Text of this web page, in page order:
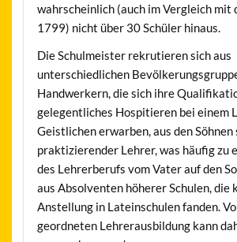
wahrscheinlich (auch im Vergleich mit
1799) nicht über 30 Schüler hinaus.
Die Schulmeister rekrutieren sich aus
unterschiedlichen
Handwerkern, die sich ihre
gelegentliches Hospitieren bei einem
Geistlichen erwarben, aus den Söhnen
praktizierender Lehrer, was häufig zu
des Lehrerberufs vom Vater auf den
aus Absolventen höherer Schulen, die
Anstellung in Lateinschulen fanden.
geordneten Lehrerausbildung kann